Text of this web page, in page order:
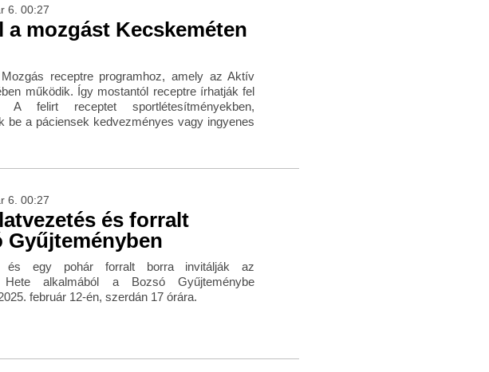
6. 00:27
a mozgást Kecskeméten
receptre programhoz, amely az Aktív
működik. Így mostantól receptre írhatják fel
felirt receptet sportlétesítményekben,
be a páciensek kedvezményes vagy ingyenes
6. 00:27
és forralt
Gyűjteményben
és egy pohár forralt borra invitálják az
alkalmából a Bozsó Gyűjteménybe
február 12-én, szerdán 17 órára.